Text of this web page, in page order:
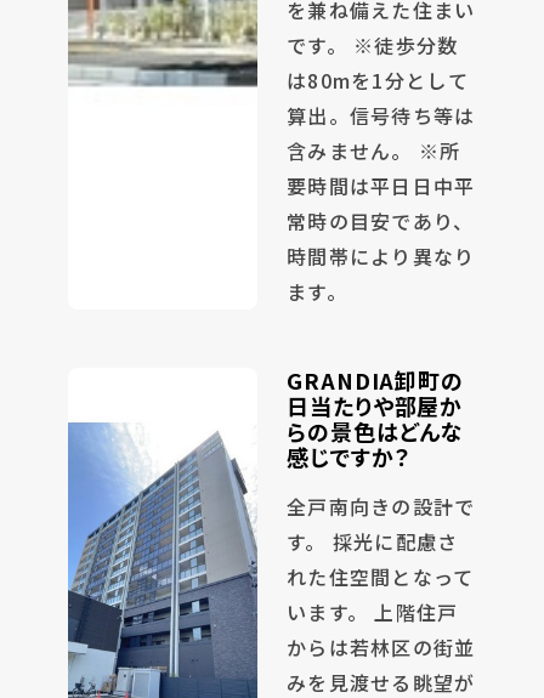
を兼ね備えた住まい
です。 ※徒歩分数
は80mを1分として
算出。信号待ち等は
含みません。 ※所
要時間は平日日中平
常時の目安であり、
時間帯により異なり
ます。
GRANDIA卸町の
日当たりや部屋か
らの景色はどんな
感じですか？
全戸南向きの設計で
す。 採光に配慮さ
れた住空間となって
います。 上階住戸
からは若林区の街並
みを見渡せる眺望が